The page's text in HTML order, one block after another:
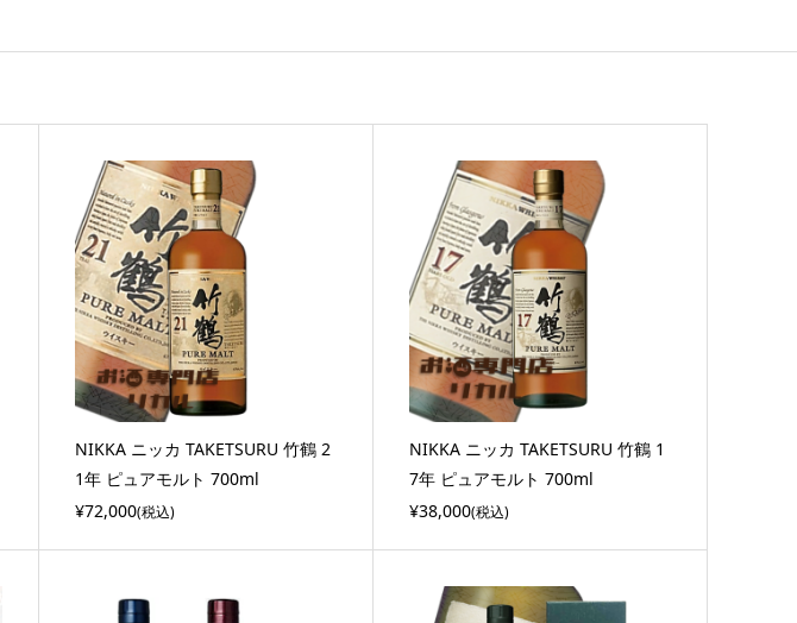
NIKKA ニッカ TAKETSURU 竹鶴 2
1年 ピュアモルト 700ml
¥72,000(税込)
NIKKA ニッカ TAKETSURU 竹鶴 1
7年 ピュアモルト 700ml
¥38,000(税込)